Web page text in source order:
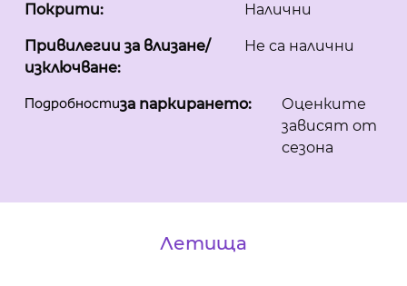
Покрити: Налични
Привилегии за влизане/
изключване:
Не са налични
Подробностиза паркирането:
Оценките
зависят от
сезона
Летища